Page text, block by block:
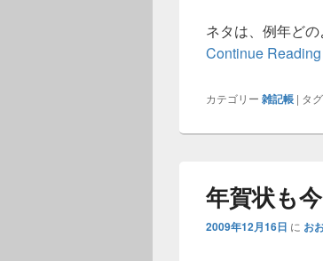
ネタは、例年ど
Continue Reading
カテゴリー 雑記帳 | タグ
年賀状も
2009年12月16日 に お